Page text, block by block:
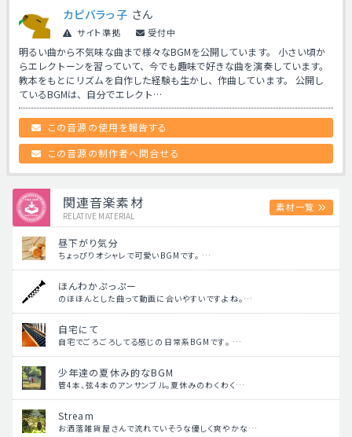
カピバラっ子 さん
サイト準拠 受付中
明るい曲から不気味な曲まで様々なBGMを公開しています。 小さい頃か
らエレクトーンを習っていて、今でも趣味で好きな曲を演奏しています。
教本をもとにリズムを自作した経験も生かし、作曲しています。 公開し
ているBGMは、自分でエレクト…
この音源の使用を報告する
この音源の制作者へ問合せる
関連音楽素材
RELATIVE MATERIAL
素材一覧
昼下がり気分
ちょっぴりオシャレで可愛いBGMです。 …
ほんわかぷっぷー
のほほんとした曲って動画に合いやすいですよね。…
自宅にて
自宅でごろごろしてる感じの日常系BGMです。 …
少年達の夏休み的なBGM
管4本、弦4本のアンサンブル。夏休みのわくわく…
Stream
お洒落雑貨屋さんで流れていそうな優しく爽やかな…